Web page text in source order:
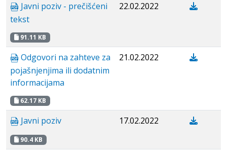
Javni poziv - prečišćeni
tekst
91.11 KB
22.02.2022
Odgovori na zahteve za
pojašnjenjima ili dodatnim
informacijama
62.17 KB
21.02.2022
Javni poziv
90.4 KB
17.02.2022